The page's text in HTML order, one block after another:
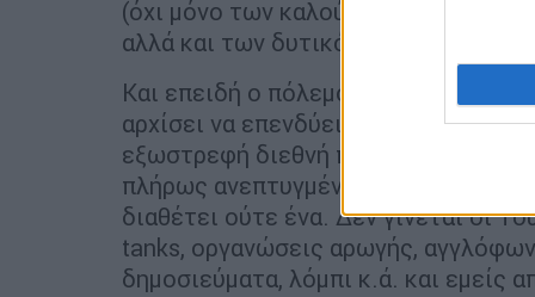
(όχι μόνο των καλούμενων
αλλά και των δυτικόστροφων
Και επειδή ο πόλεμος είναι πια
αρχίσει να επενδύει περισσότερο
εξωστρεφή διεθνή προσανατολισμό.
πλήρως ανεπτυγμένα αγγλόφωνα ΜΜΕ
διαθέτει ούτε ένα. Δεν γίνεται οι
tanks, οργανώσεις αρωγής,
δημοσιεύματα, λόμπι κ.ά. και εμείς